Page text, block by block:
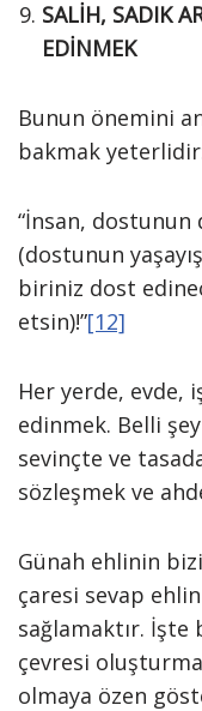
SALİH, SADIK
EDİNMEK
Bunun önemini
bakmak
“İnsan,
(dostunun
biriniz dost
etsin)!”[12]
Her yerde, evde,
edinmek. Belli
sevinçte ve
sözleşmek ve
Günah ehlinin
çaresi sevap
sağlamaktır. İşte
çevresi
olmaya özen